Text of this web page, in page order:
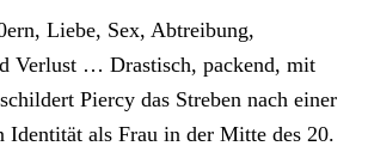
Liebe, Sex, Abtreibung,
Verlust … Drastisch, packend, mit
Piercy das Streben nach einer
Identität als Frau in der Mitte des 20.